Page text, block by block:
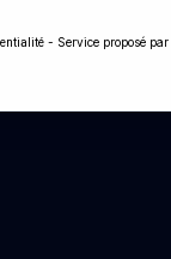
- Service proposé par